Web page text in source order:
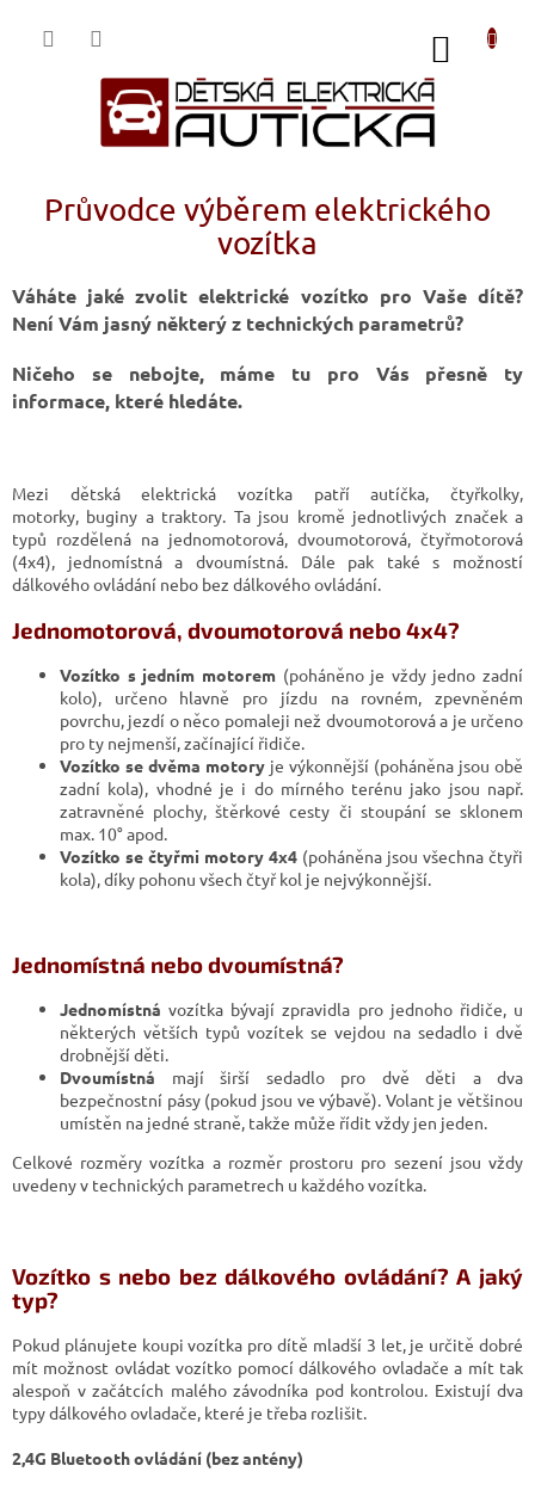
Průvodce výběrem elektrického
vozítka
Váháte jaké zvolit elektrické vozítko pro Vaše dítě?
Není Vám jasný některý z technických parametrů?
Ničeho se nebojte, máme tu pro Vás přesně ty
informace, které hledáte.
Mezi dětská elektrická vozítka patří autíčka, čtyřkolky,
motorky, buginy a traktory. Ta jsou kromě jednotlivých značek a
typů rozdělená na jednomotorová, dvoumotorová, čtyřmotorová
(4x4), jednomístná a dvoumístná. Dále pak také s možností
dálkového ovládání nebo bez dálkového ovládání.
Jednomotorová, dvoumotorová nebo 4x4?
Vozítko s jedním motorem(poháněno je vždy jedno zadní
kolo), určeno hlavně pro jízdu na rovném, zpevněném
povrchu, jezdí o něco pomaleji než dvoumotorová a je určeno
pro ty nejmenší, začínající řidiče.
Vozítko se dvěma motory je výkonnější (poháněna jsou obě
zadní kola), vhodné je i do mírného terénu jako jsou např.
zatravněné plochy, štěrkové cesty či stoupání se sklonem
max. 10° apod.
Vozítko se čtyřmi motory 4x4 (poháněna jsou všechna čtyři
kola), díky pohonu všech čtyř kol je nejvýkonnější.
Jednomístná nebo dvoumístná?
Jednomístná vozítka bývají zpravidla pro jednoho řidiče, u
některých větších typů vozítek se vejdou na sedadlo i dvě
drobnější děti.
Dvoumístná mají širší sedadlo pro dvě děti a dva
bezpečnostní pásy (pokud jsou ve výbavě). Volant je většinou
umístěn na jedné straně, takže může řídit vždy jen jeden.
Celkové rozměry vozítka a rozměr prostoru pro sezení jsou vždy
uvedeny v technických parametrech u každého vozítka.
Vozítko s nebo bez dálkového ovládání? A jaký
typ?
Pokud plánujete koupi vozítka pro dítě mladší 3 let, je určitě dobré
mít možnost ovládat vozítko pomocí dálkového ovladače a mít tak
alespoň v začátcích malého závodníka pod kontrolou. Existují dva
typy dálkového ovladače, které je třeba rozlišit.
2,4G Bluetooth ovládání (bez antény)